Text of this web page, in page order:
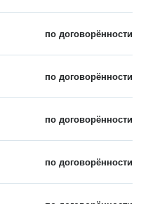
по договорённости
по договорённости
по договорённости
по договорённости